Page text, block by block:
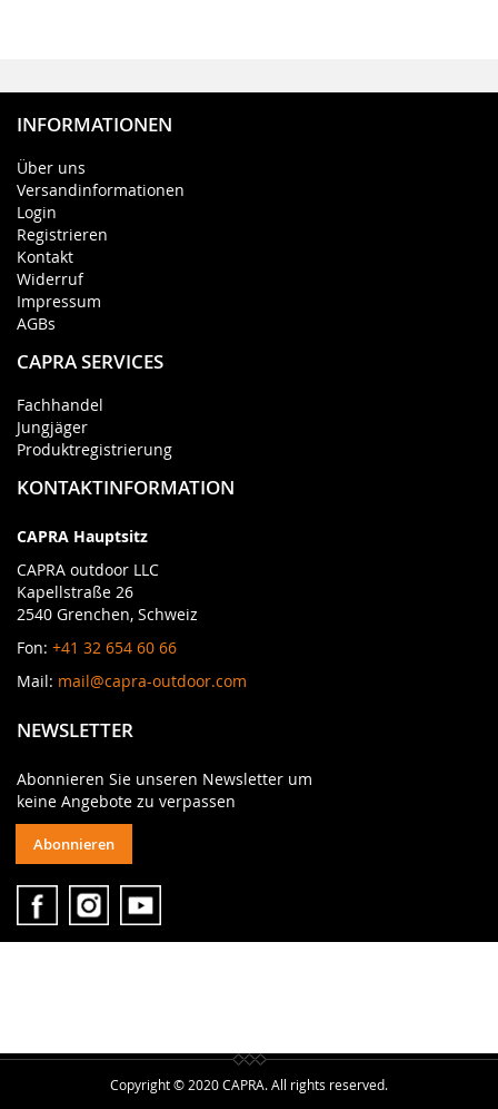
INFORMATIONEN
Über uns
Versandinformationen
Login
Registrieren
Kontakt
Widerruf
Impressum
AGBs
CAPRA SERVICES
Fachhandel
Jungjäger
Produktregistrierung
KONTAKTINFORMATION
CAPRA Hauptsitz
CAPRA outdoor LLC
Kapellstraße 26
2540 Grenchen, Schweiz
Fon: +41 32 654 60 66
Mail: mail@capra-outdoor.com
NEWSLETTER
Abonnieren Sie unseren Newsletter um
keine Angebote zu verpassen
Abonnieren
Copyright © 2020 CAPRA. All rights reserved.